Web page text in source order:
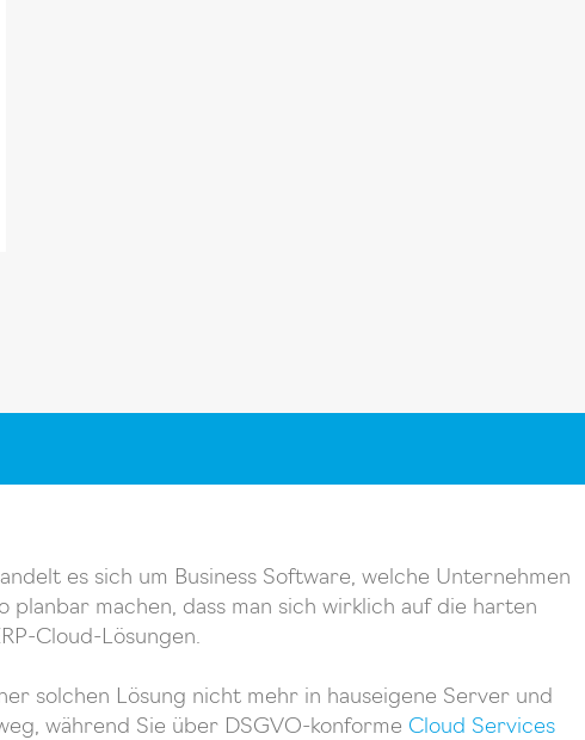
es sich um Business Software, welche Unternehmen
machen, dass man sich wirklich auf die harten
Cloud-Lösungen.
solchen Lösung nicht mehr in hauseigene Server und
während Sie über DSGVO-konforme Cloud Services